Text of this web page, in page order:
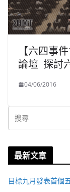
【六四事
論壇 探討
04/06/2016
最新文章
目標九月發表首個